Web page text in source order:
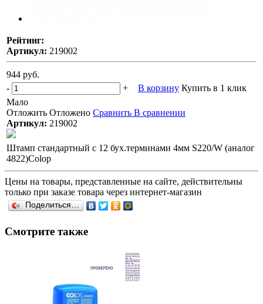
Рейтинг:
Артикул: 219002
944 руб.
-
+ В корзину Купить в 1 клик
Мало
Отложить Отложено Сравнить В сравнении
Артикул: 219002
Штамп стандартный с 12 бух.терминами 4мм S220/W (аналог
4822)Colop
Цены на товары, представленные на сайте, действительны
только при заказе товара через интернет-магазин
Поделиться…
Смотрите также